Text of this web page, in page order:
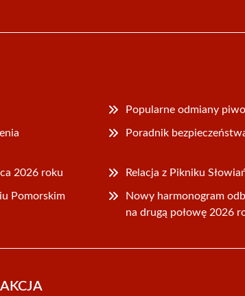
Popularne odmiany
Poradnik
2026 roku Relacja z Pikniku
Pomorskim
Nowy harmonogram
na drugą połowę 2026